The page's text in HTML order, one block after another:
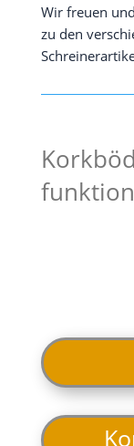
Wir freu­en
zu den